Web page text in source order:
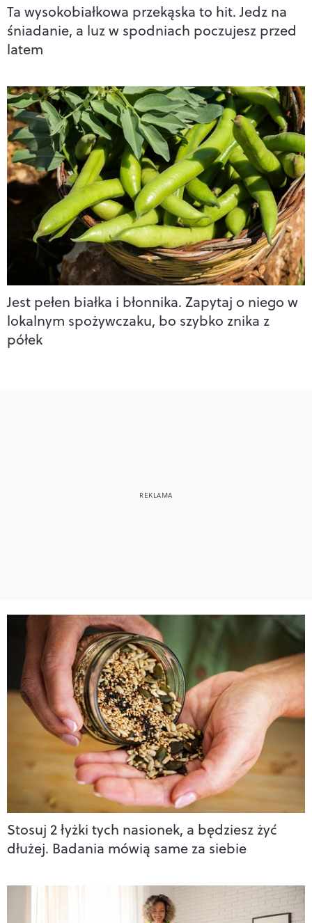
Ta wysokobiałkowa przekąska to hit. Jedz na
śniadanie, a luz w spodniach poczujesz przed
latem
Jest pełen białka i błonnika. Zapytaj o niego w
lokalnym spożywczaku, bo szybko znika z
półek
Stosuj 2 łyżki tych nasionek, a będziesz żyć
dłużej. Badania mówią same za siebie